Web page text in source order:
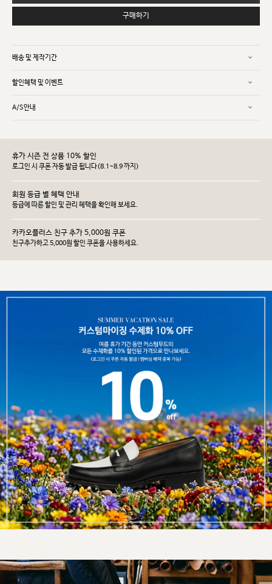
구매하기
배송 및 제작기간
할인혜택 및 이벤트
A/S안내
휴가 시즌 전 상품 10% 할인
로그인 시 쿠폰 자동 발급 됩니다(8.1~8.9 까지)
회원 등급 별 혜택 안내
등급에 따른 할인 및 관리 헤택을 확인해 보세요.
카카오플러스 친구 추가 5,000원 쿠폰
친구추가하고 5,000원 할인 쿠폰을 사용하세요.